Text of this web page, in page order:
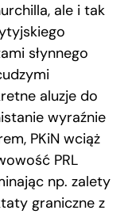
ale i tak
słynnego
aluzje do
wyraźnie
PKiN wciąż
PRL
np. zalety
graniczne z